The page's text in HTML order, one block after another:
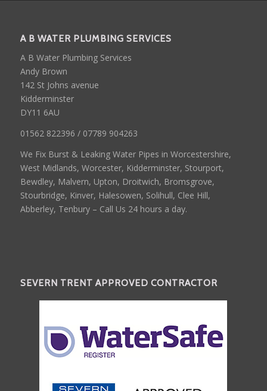
A B WATER PLUMBING SERVICES
A B Water Plumbing Services
Andy Brown
142 St Johns avenue
Kidderminster
DY11 6AU
01562 822396 / 07789 904263
We Fix Burst & Leaking Water Pipes in Worcestershire,
West Midlands, Worcester, Kidderminster, Stourport,
Bewdley, Malvern, Upton, Droitwich, Bromsgrove,
Stourbridge, Kinver, Halesowen, Solihull, Clee Hill,
Abberley, Tenbury – Call Us 24 hours a day.
SEVERN TRENT APPROVED CONTRACTOR